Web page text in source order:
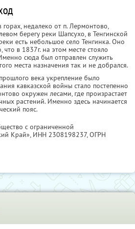
недалеко от п. Лермонтово,
берегу реки Шапсухо, в Тенгинской
есть небольшое село Тенгинка. Оно
что в 1837г. на этом месте стояло
сюда был отправлен служить
места назначения так и не добрался.
века укрепление было
кавказской войны стало постепенно
окружен лесами, где произрастает
растений. Именно здесь начинается
пояс.
с ограниченной
Край», ИНН 2308198237, ОГРН